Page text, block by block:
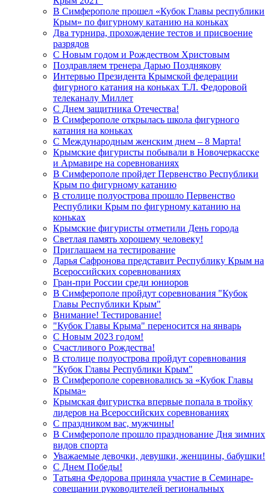
В Симферополе прошел «Кубок Главы республики
Крым» по фигурному катанию на коньках
Два турнира, прохождение тестов и присвоение
разрядов
С Новым годом и Рождеством Христовым
Поздравляем тренера Дарью Позднякову
Интервью Президента Крымской федерации
фигурного катания на коньках Т.Л. Федоровой
телеканалу Миллет
С Днем защитника Отечества!
В Симферополе открылась школа фигурного
катания на коньках
С Международным женским днем – 8 Марта!
Крымские фигуристы побывали в Новочеркасске
и Армавире на соревнованиях
В Симферополе пройдет Первенство Республики
Крым по фигурному катанию
В столице полуострова прошло Первенство
Республики Крым по фигурному катанию на
коньках
Крымские фигуристы отметили День города
Светлая память хорошему человеку!
Приглашаем на тестирование
Дарья Сафронова представит Республику Крым на
Всероссийских соревнованиях
Гран-при России среди юниоров
В Симферополе пройдут соревнования "Кубок
Главы Республики Крым"
Внимание! Тестирование!
"Кубок Главы Крыма" переносится на январь
С Новым 2023 годом!
Счастливого Рождества!
В столице полуострова пройдут соревнования
"Кубок Главы Республики Крым"
В Симферополе соревновались за «Кубок Главы
Крыма»
Крымская фигуристка впервые попала в тройку
лидеров на Всероссийских соревнованиях
С праздником вас, мужчины!
В Симферополе прошло празднование Дня зимних
видов спорта
Уважаемые девочки, девушки, женщины, бабушки!
С Днем Победы!
Татьяна Федорова приняла участие в Семинаре-
совещании руководителей региональных